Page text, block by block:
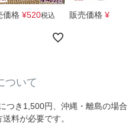
価格 ¥520税込 販売価格 ¥
ついて
つき1,500円、沖縄・離島の場合
料が必要です。